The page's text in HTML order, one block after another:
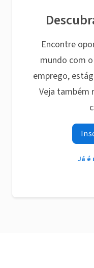
Encontre
mundo com
emprego,
Veja também
Já é